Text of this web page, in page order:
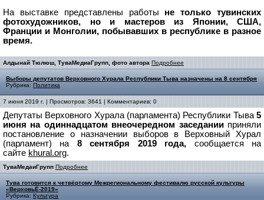
На выставке представлены работы не только тувинских
фотохудожников, но и мастеров из Японии, США,
Франции и Монголии, побывавших в республике в разное
время.
Алдынай Тюлюш, ТуваМедиаГрупп, фото автора Подробнее
Выборы депутатов Верховного Хурала Республики Тыва назначены на 8 сентября
Рубрика: Политика
7 июня 2019 г. | Просмотров: 3641 | Комментариев: 0
Депутаты Верховного Хурала (парламента) Республики Тыва5
июня на одиннадцатом внеочередном заседанииприняли
постановление о назначении выборов в Верховный Хурал
(парламент) на8 сентября 2019 года, сообщается на
сайте khural.org.
ТуваМедаиГрупп Подробнее
Тува готовится к четвёртому Межрегиональному фестивалю русской культуры
«ВерховьЁ-2019»
Рубрика: Культура